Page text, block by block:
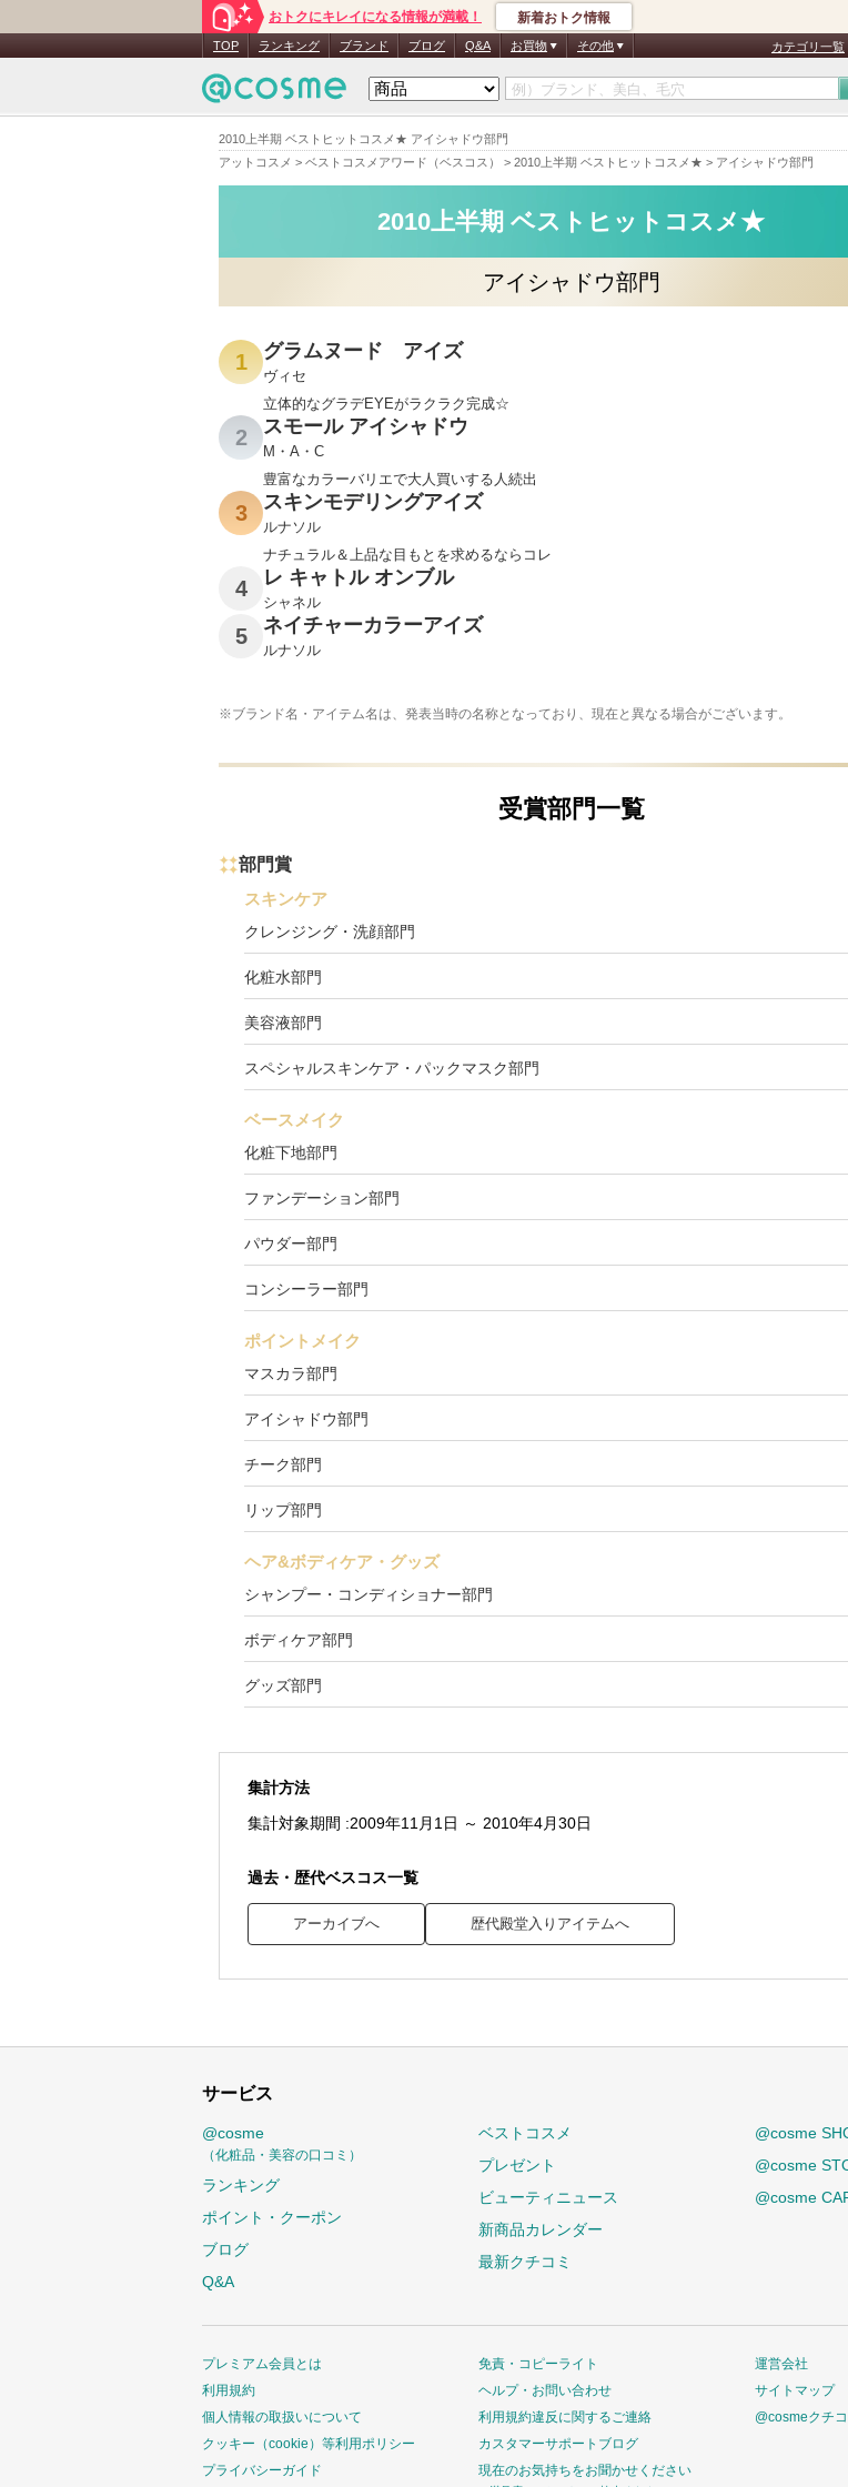
2010上半期 ベストヒットコスメ★ アイシャドウ部門
アットコスメ > ベストコスメアワード（ベスコス） > 2010上半期 ベストヒットコスメ★ > アイシャドウ部門
おトクにキレイになる情報が満載！ 新着おトク情報
TOP ランキング ブランド ブログ Q&A お買物 その他 カテゴリ一覧
2010上半期 ベストヒットコスメ★
アイシャドウ部門
1 グラムヌード アイズ
ヴィセ
立体的なグラデEYEがラクラク完成☆
2 スモール アイシャドウ
M・A・C
豊富なカラーバリエで大人買いする人続出
3 スキンモデリングアイズ
ルナソル
ナチュラル＆上品な目もとを求めるならコレ
4 レ キャトル オンブル
シャネル
5 ネイチャーカラーアイズ
ルナソル
※ブランド名・アイテム名は、発表当時の名称となっており、現在と異なる場合がございます。
受賞部門一覧
部門賞
スキンケア
クレンジング・洗顔部門
化粧水部門
美容液部門
スペシャルスキンケア・パックマスク部門
ベースメイク
化粧下地部門
ファンデーション部門
パウダー部門
コンシーラー部門
ポイントメイク
マスカラ部門
アイシャドウ部門
チーク部門
リップ部門
ヘア&ボディケア・グッズ
シャンプー・コンディショナー部門
ボディケア部門
グッズ部門
集計方法
集計対象期間 :2009年11月1日 ～ 2010年4月30日
過去・歴代ベスコス一覧
アーカイブへ 歴代殿堂入りアイテムへ
サービス
@cosme
（化粧品・美容の口コミ）
ランキング
ポイント・クーポン
ブログ
Q&A
ベストコスメ
プレゼント
ビューティニュース
新商品カレンダー
最新クチコミ
@cosme
@cosme
@cosme
プレミアム会員とは
利用規約
個人情報の取扱いについて
クッキー（cookie）等利用ポリシー
プライバシーガイド
免責・コピーライト
ヘルプ・お問い合わせ
利用規約違反に関するご連絡
カスタマーサポートブログ
現在のお気持ちをお聞かせください
運営会社
サイトマップ
@cosmeクチ